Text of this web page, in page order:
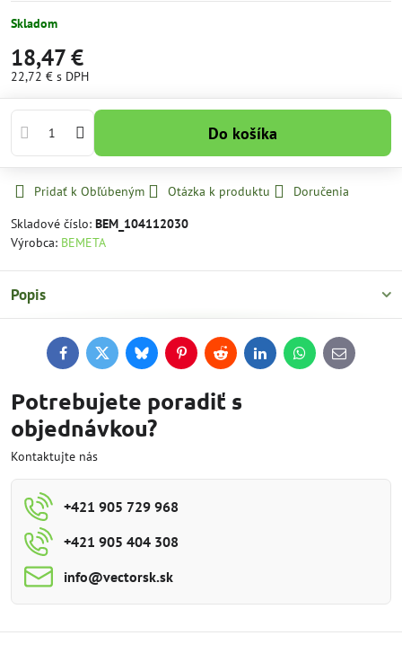
Skladom
18,47 €
22,72 € s DPH
Do košíka
Pridať k Obľúbeným Otázka k produktu
Doručenia
Skladové číslo: BEM_104112030
Výrobca: BEMETA
Popis
FacebookTwitterBlueskyPinterestReddit LinkedInWhatsApp
E-
mail
Potrebujete poradiť s
objednávkou?
Kontaktujte nás
+421 905 729 968
+421 905 404 308
info​@vectorsk​.sk